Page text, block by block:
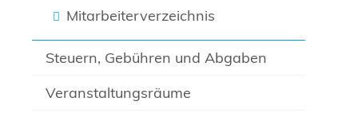
Mitarbeiterverzeichnis
Steuern, Gebühren und Abgaben
Veranstaltungsräume